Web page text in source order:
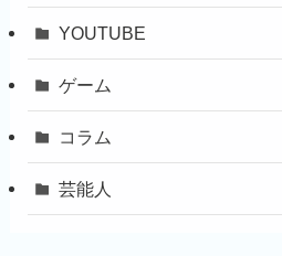
YOUTUBE
ゲーム
コラム
芸能人